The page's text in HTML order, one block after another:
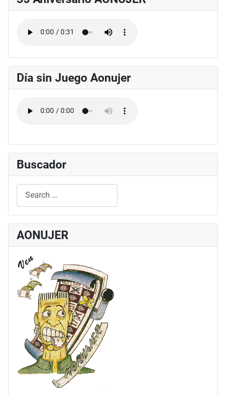
Día sin Juego Aonujer
Buscador
AONUJER